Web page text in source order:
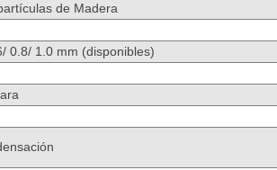
de Madera
0.8/ 1.0 mm (disponibles)